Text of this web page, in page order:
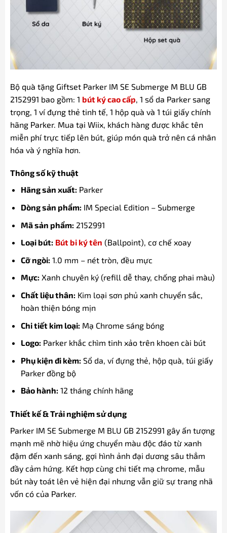
Bộ quà tặng Giftset Parker IM SE Submerge M BLU GB
2152991 bao gồm: 1 bút ký cao cấp , 1 sổ da Parker sang
trọng, 1 ví đựng thẻ tinh tế, 1 hộp quà và 1 túi giấy chính
hãng Parker. Mua tại Wiix, khách hàng được khắc tên
miễn phí trực tiếp lên bút, giúp món quà trở nên cá nhân
hóa và ý nghĩa hơn.
Thông số kỹ thuật
Hãng sản xuất: Parker
Dòng sản phẩm: IM Special Edition – Submerge
Mã sản phẩm: 2152991
Loại bút: Bút bi ký tên (Ballpoint), cơ chế xoay
Cỡ ngòi: 1.0 mm – nét tròn, đều mực
Mực: Xanh chuyên ký (refill dễ thay, chống phai màu)
Chất liệu thân: Kim loại sơn phủ xanh chuyển sắc,
hoàn thiện bóng mịn
Chi tiết kim loại: Mạ Chrome sáng bóng
Logo: Parker khắc chìm tinh xảo trên khoen cài bút
Phụ kiện đi kèm: Sổ da, ví đựng thẻ, hộp quà, túi giấy
Parker đồng bộ
Bảo hành: 12 tháng chính hãng
Thiết kế & Trải nghiệm sử dụng
Parker IM SE Submerge M BLU GB 2152991 gây ấn tượng
mạnh mẽ nhờ hiệu ứng chuyển màu độc đáo từ xanh
đậm đến xanh sáng, gợi hình ảnh đại dương sâu thẳm
đầy cảm hứng. Kết hợp cùng chi tiết mạ chrome, mẫu
bút này toát lên vẻ hiện đại nhưng vẫn giữ sự trang nhã
vốn có của Parker.